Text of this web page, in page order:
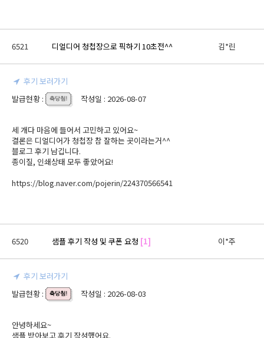
6521 디얼디어 청첩장으로 픽하기 10초전^^ 김*린
후기 보러가기
발급현황 :
작성일 : 2026-08-07
세 개다 마음에 들어서 고민하고 있어요~
결론은 디얼디어가 청첩장 참 잘하는 곳이라는거^^
블로그 후기 남깁니다.
종이질, 인쇄상태 모두 좋았어요!
https://blog.naver.com/pojerin/224370566541
6520 샘플 후기 작성 및 쿠폰 요청 [1] 이*주
후기 보러가기
발급현황 :
작성일 : 2026-08-03
안녕하세요~
샘플 받아보고 후기 작성했어요.